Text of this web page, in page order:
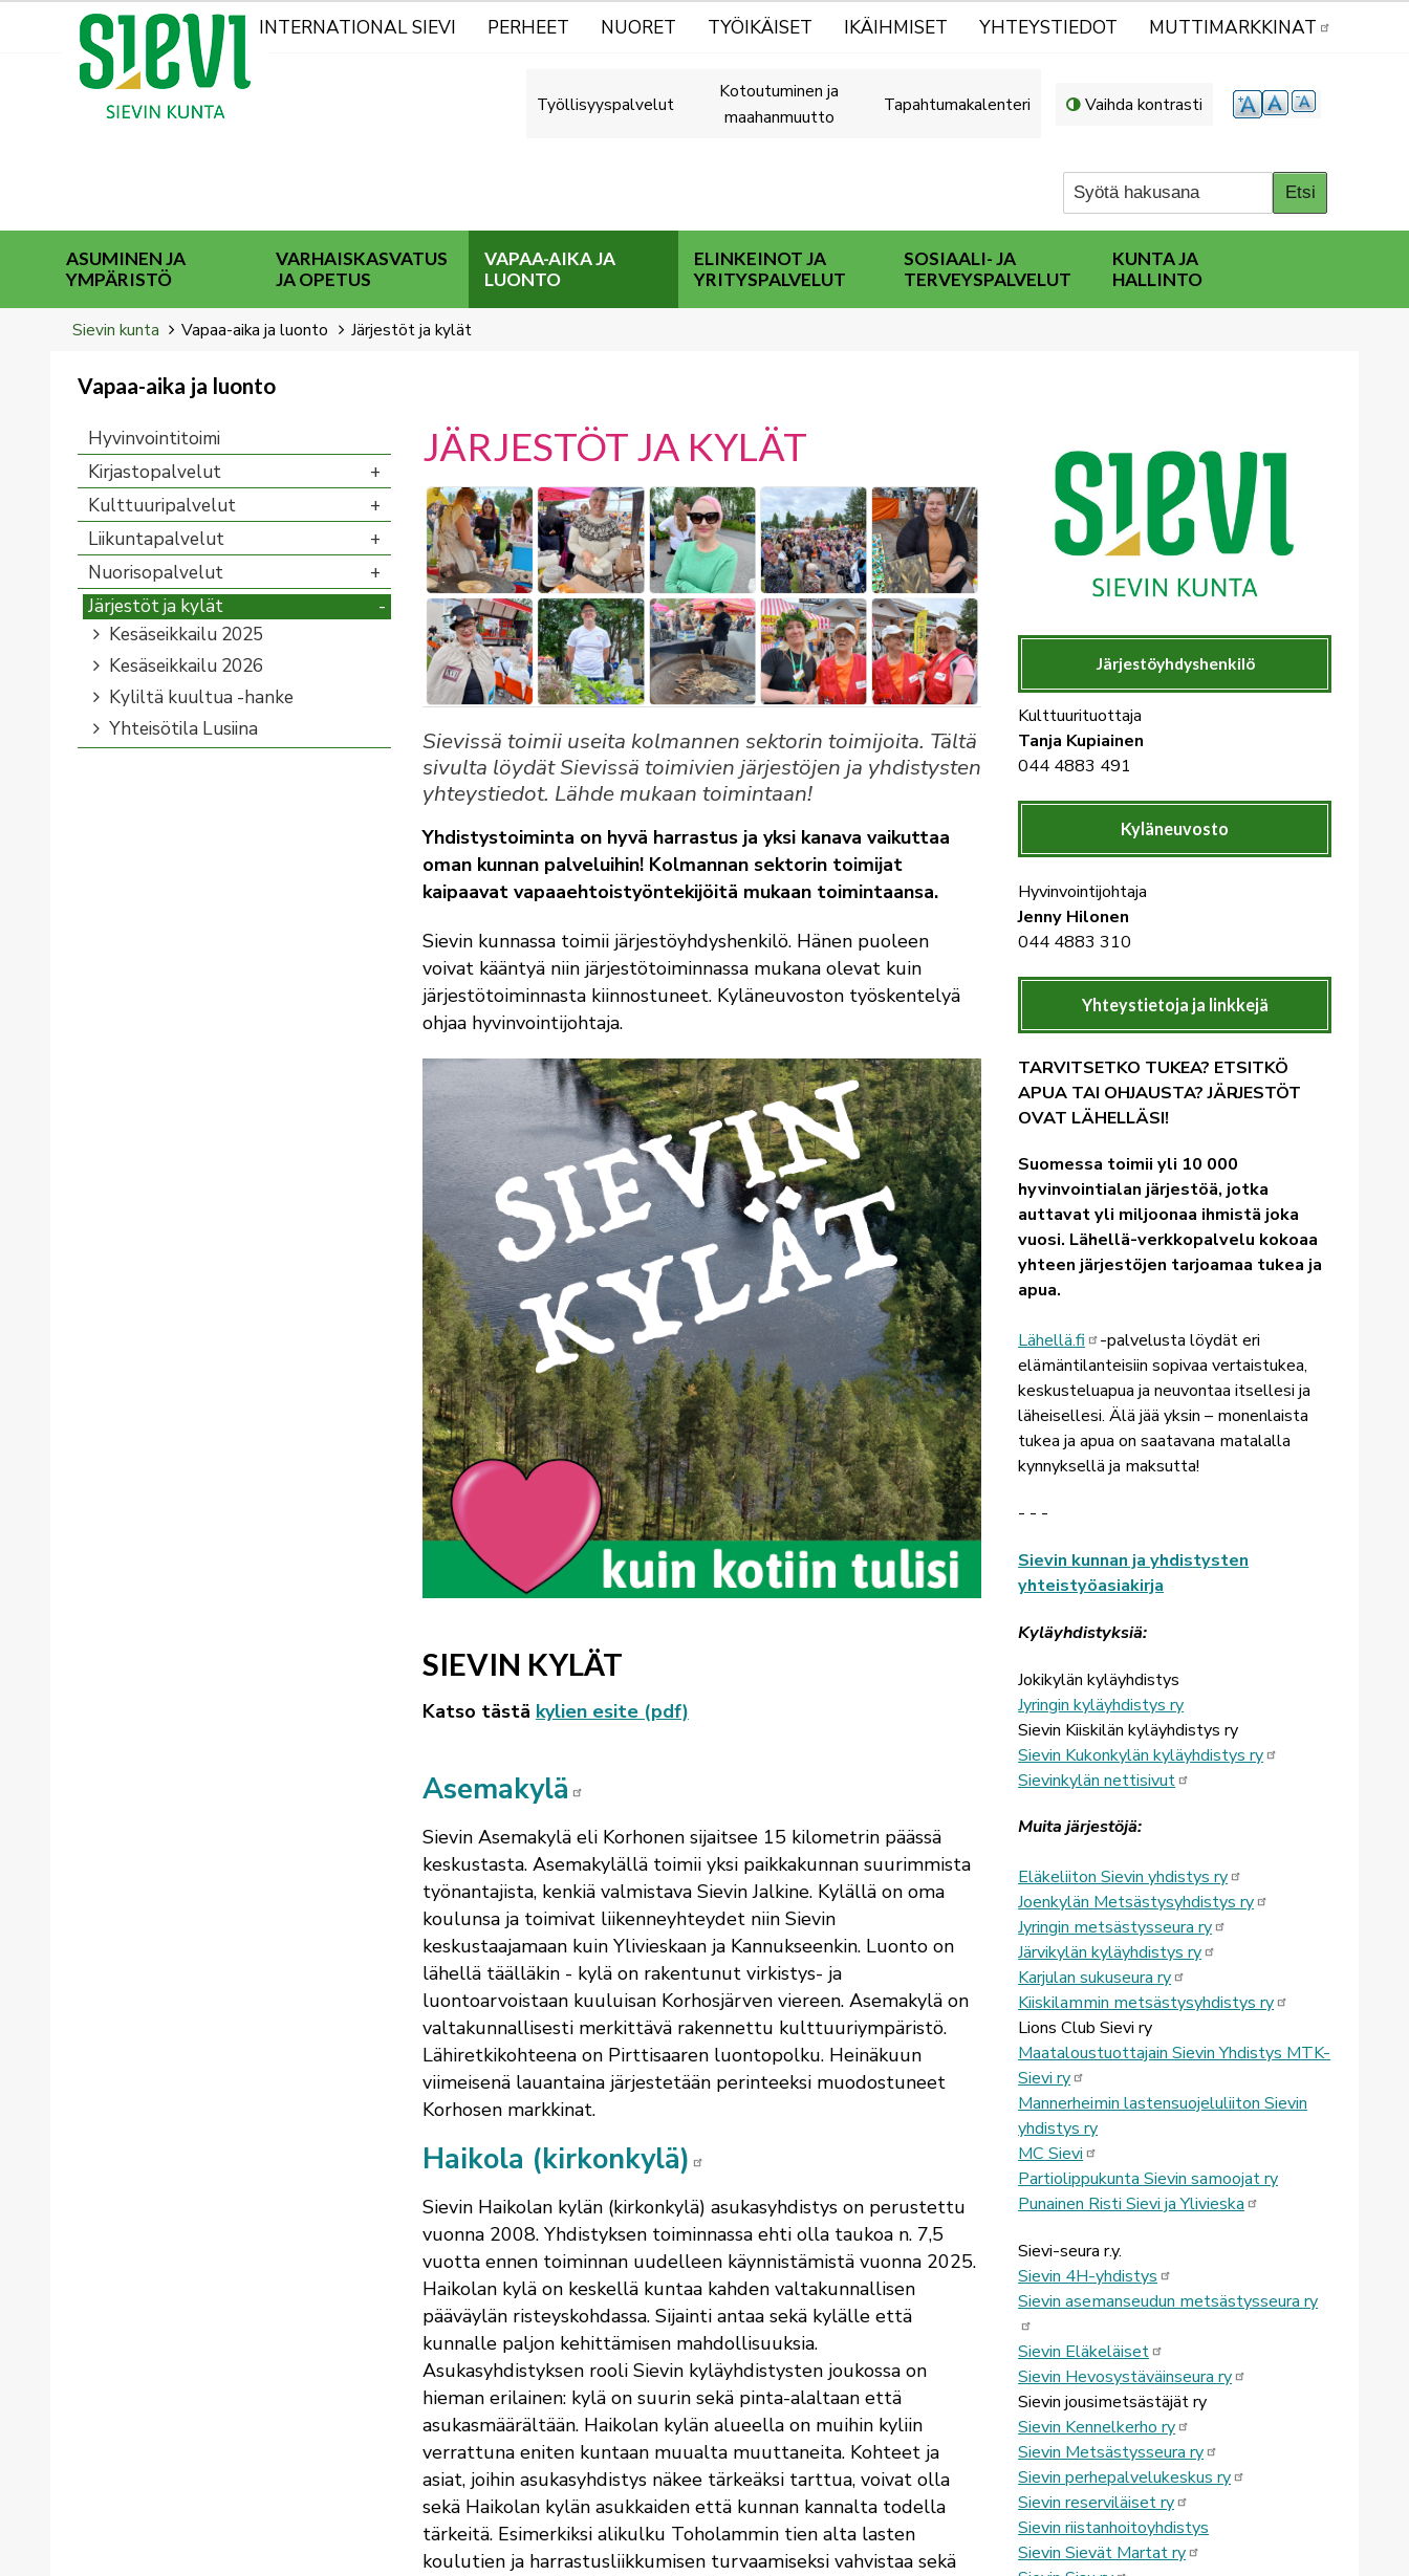
Kohderyhmät
INTERNATIONAL SIEVI PERHEET NUORET TYÖIKÄISET IKÄIHMISET YHTEYSTIEDOT MUTTIMARKKINAT
Työllisyyspalvelut
Kotoutuminen ja
maahanmuutto
Tapahtumakalenteri Vaihda kontrasti
ASUMINEN JA
YMPÄRISTÖ
VARHAISKASVATUS
JA OPETUS
VAPAA-AIKA JA
LUONTO
ELINKEINOT JA
YRITYSPALVELUT
SOSIAALI- JA
TERVEYSPALVELUT
KUNTA JA
HALLINTO
Breadcrumbs
You
here:
Sievin kunta Vapaa-aika ja luonto Järjestöt ja kylät
You
here:
Vapaa-aika ja luonto
Hyvinvointitoimi
Kirjastopalvelut
Kulttuuripalvelut
Liikuntapalvelut
Nuorisopalvelut
Järjestöt ja kylät
Kesäseikkailu 2025
Kesäseikkailu 2026
Kyliltä kuultua -hanke
Yhteisötila Lusiina
JÄRJESTÖT JA KYLÄT
Sievissä toimii useita kolmannen sektorin toimijoita. Tältä
sivulta löydät Sievissä toimivien järjestöjen ja yhdistysten
yhteystiedot. Lähde mukaan toimintaan!
Yhdistystoiminta on hyvä harrastus ja yksi kanava vaikuttaa
oman kunnan palveluihin! Kolmannan sektorin toimijat
kaipaavat vapaaehtoistyöntekijöitä mukaan toimintaansa.
Sievin kunnassa toimii järjestöyhdyshenkilö. Hänen puoleen
voivat kääntyä niin järjestötoiminnassa mukana olevat kuin
järjestötoiminnasta kiinnostuneet. Kyläneuvoston työskentelyä
ohjaa hyvinvointijohtaja.
SIEVIN KYLÄT
Katso tästä kylien esite (pdf)
Asemakylä
Sievin Asemakylä eli Korhonen sijaitsee 15 kilometrin päässä
keskustasta. Asemakylällä toimii yksi paikkakunnan suurimmista
työnantajista, kenkiä valmistava Sievin Jalkine. Kylällä on oma
koulunsa ja toimivat liikenneyhteydet niin Sievin
keskustaajamaan kuin Ylivieskaan ja Kannukseenkin. Luonto on
lähellä täälläkin - kylä on rakentunut virkistys- ja
luontoarvoistaan kuuluisan Korhosjärven viereen. Asemakylä on
valtakunnallisesti merkittävä rakennettu kulttuuriympäristö.
Lähiretkikohteena on Pirttisaaren luontopolku. Heinäkuun
viimeisenä lauantaina järjestetään perinteeksi muodostuneet
Korhosen markkinat.
Haikola (kirkonkylä)
Sievin Haikolan kylän (kirkonkylä) asukasyhdistys on perustettu
vuonna 2008. Yhdistyksen toiminnassa ehti olla taukoa n. 7,5
vuotta ennen toiminnan uudelleen käynnistämistä vuonna 2025.
Haikolan kylä on keskellä kuntaa kahden valtakunnallisen
pääväylän risteyskohdassa. Sijainti antaa sekä kylälle että
kunnalle paljon kehittämisen mahdollisuuksia.
Asukasyhdistyksen rooli Sievin kyläyhdistysten joukossa on
hieman erilainen: kylä on suurin sekä pinta-alaltaan että
asukasmäärältään. Haikolan kylän alueella on muihin kyliin
verrattuna eniten kuntaan muualta muuttaneita. Kohteet ja
asiat, joihin asukasyhdistys näkee tärkeäksi tarttua, voivat olla
sekä Haikolan kylän asukkaiden että kunnan kannalta todella
tärkeitä. Esimerkiksi alikulku Toholammin tien alta lasten
koulutien ja harrastusliikkumisen turvaamiseksi vahvistaa sekä
Järjestöyhdyshenkilö
Kulttuurituottaja
Tanja Kupiainen
044 4883 491
Kyläneuvosto
Hyvinvointijohtaja
Jenny Hilonen
044 4883 310
Yhteystietoja ja linkkejä
TARVITSETKO TUKEA? ETSITKÖ
APUA TAI OHJAUSTA? JÄRJESTÖT
OVAT LÄHELLÄSI!
Suomessa toimii yli 10 000
hyvinvointialan järjestöä, jotka
auttavat yli miljoonaa ihmistä joka
vuosi. Lähellä-verkkopalvelu kokoaa
yhteen järjestöjen tarjoamaa tukea ja
apua.
Lähellä.fi
-palvelusta löydät eri
elämäntilanteisiin sopivaa vertaistukea,
keskusteluapua ja neuvontaa itsellesi ja
läheisellesi. Älä jää yksin – monenlaista
tukea ja apua on saatavana matalalla
kynnyksellä ja maksutta!
- - -
Sievin kunnan ja yhdistysten
yhteistyöasiakirja
Kyläyhdistyksiä:
Jokikylän kyläyhdistys
Jyringin kyläyhdistys ry
Sievin Kiiskilän kyläyhdistys ry
Sievin Kukonkylän kyläyhdistys ry
Sievinkylän nettisivut
Muita järjestöjä:
Eläkeliiton Sievin yhdistys ry
Joenkylän Metsästysyhdistys ry
Jyringin metsästysseura ry
Järvikylän kyläyhdistys ry
Karjulan sukuseura ry
Kiiskilammin metsästysyhdistys ry
Lions Club Sievi ry
Maataloustuottajain Sievin Yhdistys MTK-
Sievi ry
Mannerheimin lastensuojeluliiton Sievin
yhdistys ry
MC Sievi
Partiolippukunta Sievin samoojat ry
Punainen Risti Sievi ja Ylivieska
Sievi-seura r.y.
Sievin 4H-yhdistys
Sievin asemanseudun metsästysseura ry
Sievin Eläkeläiset
Sievin Hevosystäväinseura ry
Sievin jousimetsästäjät ry
Sievin Kennelkerho ry
Sievin Metsästysseura ry
Sievin perhepalvelukeskus ry
Sievin reserviläiset ry
Sievin riistanhoitoyhdistys
Sievin Sievät Martat ry